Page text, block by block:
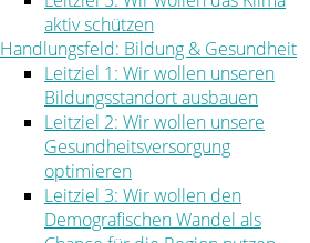
aktiv schützen
Handlungsfeld: Bildung & Gesundheit
Leitziel 1: Wir wollen unseren
Bildungsstandort ausbauen
Leitziel 2: Wir wollen unsere
Gesundheitsversorgung
optimieren
Leitziel 3: Wir wollen den
Demografischen Wandel als